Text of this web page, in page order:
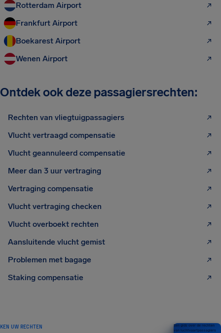
Rotterdam Airport
Frankfurt Airport
Boekarest Airport
Wenen Airport
Ontdek ook deze passagiersrechten:
Rechten van vliegtuigpassagiers
Vlucht vertraagd compensatie
Vlucht geannuleerd compensatie
Meer dan 3 uur vertraging
Vertraging compensatie
Vlucht vertraging checken
Vlucht overboekt rechten
Aansluitende vlucht gemist
Problemen met bagage
Staking compensatie
KEN UW RECHTEN
Een gids over de rechten
van luchtvaartpassagiers